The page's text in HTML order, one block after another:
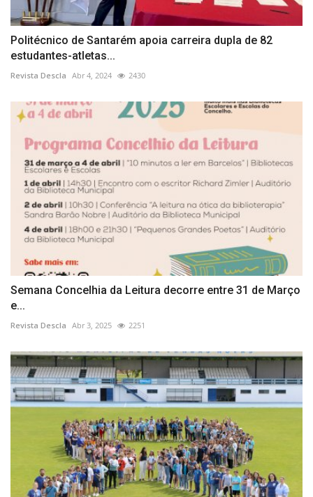
Politécnico de Santarém apoia carreira dupla de 82
estudantes-atletas...
Revista Descla Abr 4, 2024 2430
Semana Concelhia da Leitura decorre entre 31 de Março
e...
Revista Descla Abr 3, 2025 2251